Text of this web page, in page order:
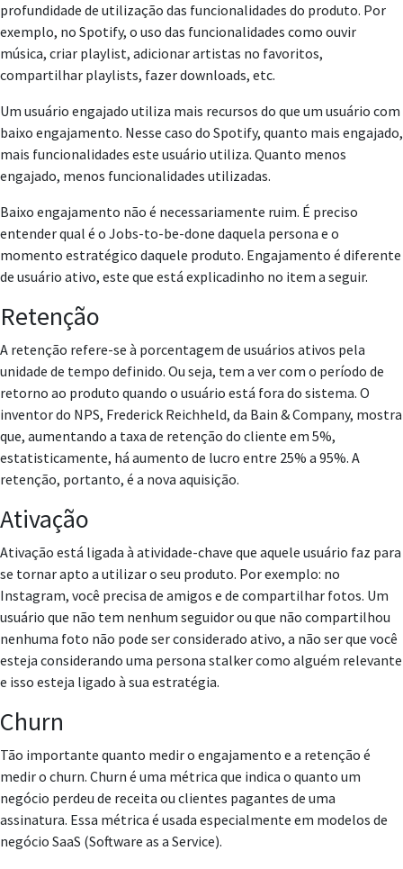
profundidade de utilização das funcionalidades do produto. Por
exemplo, no Spotify, o uso das funcionalidades como ouvir
música, criar playlist, adicionar artistas no favoritos,
compartilhar playlists, fazer downloads, etc.
Um usuário engajado utiliza mais recursos do que um usuário com
baixo engajamento. Nesse caso do Spotify, quanto mais engajado,
mais funcionalidades este usuário utiliza. Quanto menos
engajado, menos funcionalidades utilizadas.
Baixo engajamento não é necessariamente ruim. É preciso
entender qual é o Jobs-to-be-done daquela persona e o
momento estratégico daquele produto. Engajamento é diferente
de usuário ativo, este que está explicadinho no item a seguir.
Retenção
A retenção refere-se à porcentagem de usuários ativos pela
unidade de tempo definido. Ou seja, tem a ver com o período de
retorno ao produto quando o usuário está fora do sistema. O
inventor do NPS, Frederick Reichheld, da Bain & Company, mostra
que, aumentando a taxa de retenção do cliente em 5%,
estatisticamente, há aumento de lucro entre 25% a 95%. A
retenção, portanto, é a nova aquisição.
Ativação
Ativação está ligada à atividade-chave que aquele usuário faz para
se tornar apto a utilizar o seu produto. Por exemplo: no
Instagram, você precisa de amigos e de compartilhar fotos. Um
usuário que não tem nenhum seguidor ou que não compartilhou
nenhuma foto não pode ser considerado ativo, a não ser que você
esteja considerando uma persona stalker como alguém relevante
e isso esteja ligado à sua estratégia.
Churn
Tão importante quanto medir o engajamento e a retenção é
medir o churn. Churn é uma métrica que indica o quanto um
negócio perdeu de receita ou clientes pagantes de uma
assinatura. Essa métrica é usada especialmente em modelos de
negócio SaaS (Software as a Service).